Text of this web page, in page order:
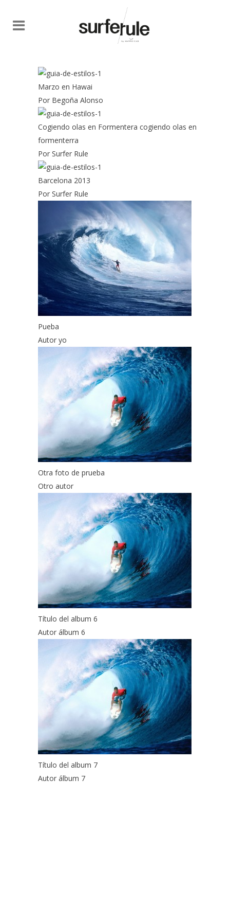
Marzo en Hawai
Por Begoña Alonso
Cogiendo olas en Formentera cogiendo olas en
formenterra
Por Surfer Rule
Barcelona 2013
Por Surfer Rule
Pueba
Autor yo
Otra foto de prueba
Otro autor
Título del album 6
Autor álbum 6
Título del album 7
Autor álbum 7